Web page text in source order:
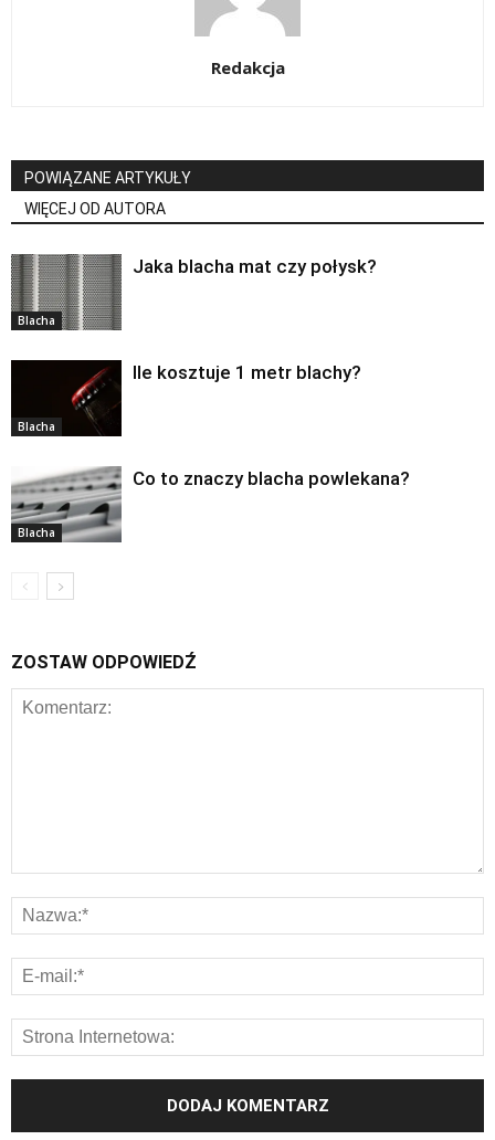
Redakcja
POWIĄZANE ARTYKUŁY
WIĘCEJ OD AUTORA
Blacha
Jaka blacha mat czy połysk?
Blacha
Ile kosztuje 1 metr blachy?
Blacha
Co to znaczy blacha powlekana?
ZOSTAW ODPOWIEDŹ